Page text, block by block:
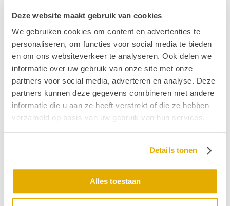
Deze website maakt gebruik van cookies
We gebruiken cookies om content en advertenties te
personaliseren, om functies voor social media te bieden
en om ons websiteverkeer te analyseren. Ook delen we
informatie over uw gebruik van onze site met onze
partners voor social media, adverteren en analyse. Deze
partners kunnen deze gegevens combineren met andere
informatie die u aan ze heeft verstrekt of die ze hebben
verzameld op basis van uw gebruik van hun services.
Details tonen
Alles toestaan
Aanmelden is verplicht. Kijk voor meer informatie en
de wijze van deelnemen op:
stichtinghoormij.nl/conferentie
Lees ook:
Audioloog Peter van Hengel over de behandeling
van tinnitus en de achterstand van de hyperacusis-
patiënt
Handvatten in leven met tinnitus
Vond je dit interessant?
Ontvang de nieuwste ontwikkelingen eenvoudig via
e-mail?